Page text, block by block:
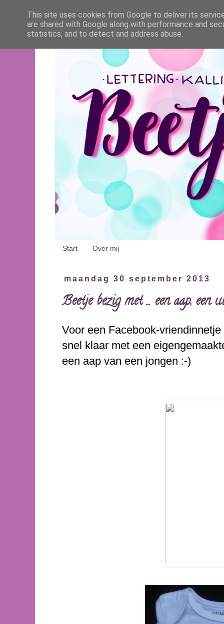
Start Over mij
maandag 30 september 2013
Beetje bezig met ... een aap, een
Voor een Facebook-
snel klaar met een
een aap van een jongen :-)
This site uses cookies from Google to deliver its
are shared with Google along with performance and
statistics, and to detect and address abuse.